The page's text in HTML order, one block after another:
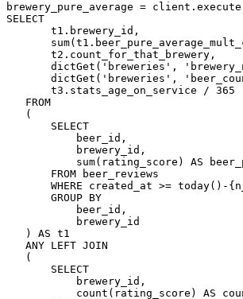
brewery_pure_average =
SELECT
       t1.brewery_id,
       t2.count_for_that_brewery,
dictGet('breweries',
dictGet('breweries',
       t3.stats_age_on_service / 365
   FROM
   (
       SELECT
           beer_id,
           brewery_id,
sum(rating_score) AS
       FROM beer_reviews
WHERE created_at >= today()-
       GROUP BY
           beer_id,
           brewery_id
   ) AS t1
   ANY LEFT JOIN
   (
       SELECT
           brewery_id,
count(rating_score) AS